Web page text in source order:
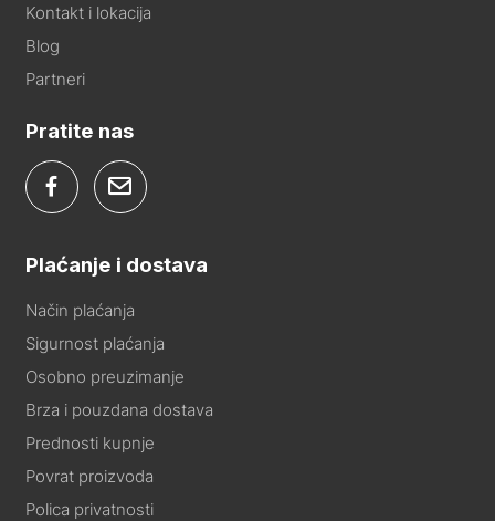
Kontakt i lokacija
Blog
Partneri
Pratite nas
Plaćanje i dostava
Način plaćanja
Sigurnost plaćanja
Osobno preuzimanje
Brza i pouzdana dostava
Prednosti kupnje
Povrat proizvoda
Polica privatnosti